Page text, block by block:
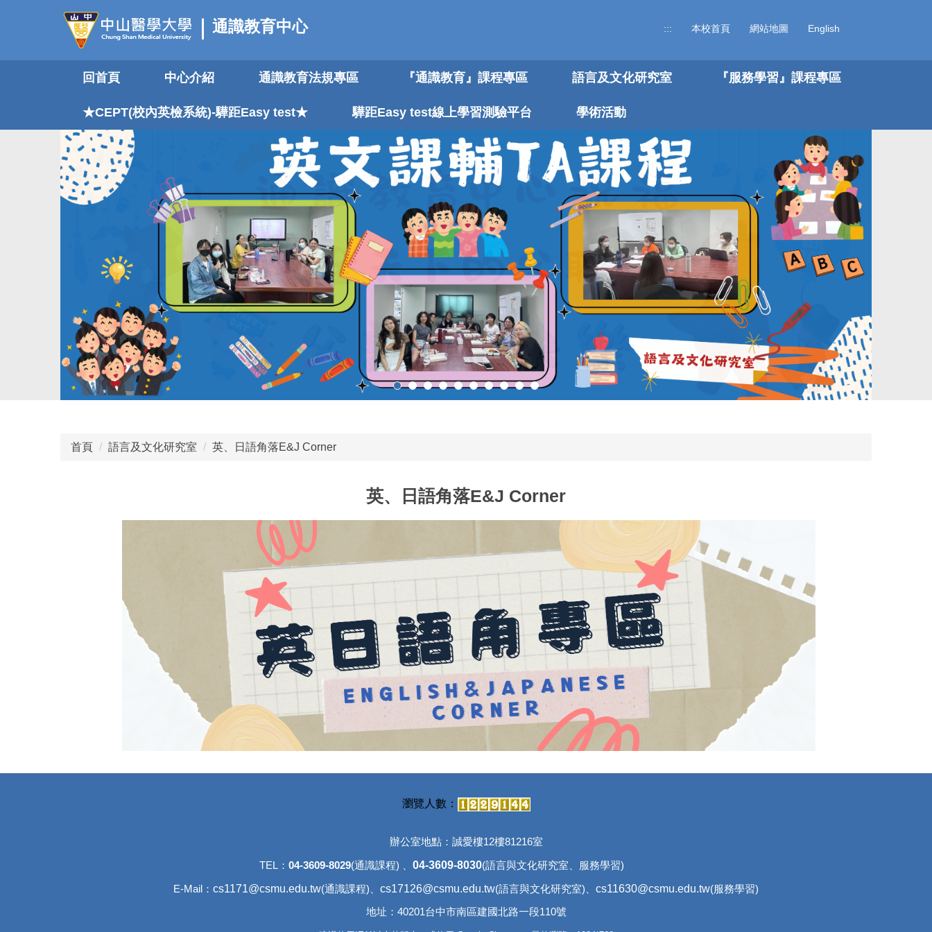
要
通識教育中心 ::: 本校首頁 網站地圖 English
回首頁 中心介紹 通識教育法規專區 『通識教育』課程專區 語言及文化研究室 『服務學習』課程專區
★CEPT(校內英檢系統)-驊距Easy test★ 驊距Easy test線上學習測驗平台 學術活動
首頁 語言及文化研究室 英、日語角落E&J Corner
英、日語角落E&J Corner
辦公室地點：誠愛樓12樓81216室
TEL： 04-3609-8029(通識課程) 、 04-3609-8030(語言與文化研究室、 服務學習)
E-Mail： cs1171@csmu.edu.tw(通識課程)、 cs17126@csmu.edu.tw(語言與文化研究室)、 cs11630@csmu.edu.tw(服務學習)
地址：40201台中市南區建國北路一段110號